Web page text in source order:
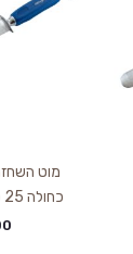
מוט
כחולה 25 ס"מ 14602100